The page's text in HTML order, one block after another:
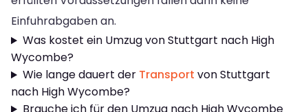
Einfuhrabgaben an.
Was kostet ein Umzug von Stuttgart nach High
Wycombe?
Wie lange dauert der Transport von Stuttgart
nach High Wycombe?